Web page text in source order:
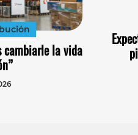
cambiarle la vida